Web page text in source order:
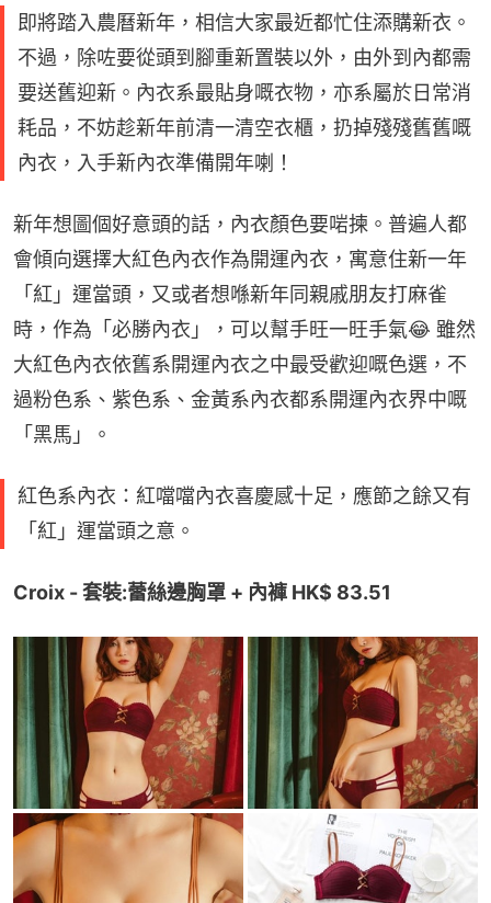
即將踏入農曆新年，相信大家最近都忙住添購新衣。
不過，除咗要從頭到腳重新置裝以外，由外到內都需
要送舊迎新。內衣系最貼身嘅衣物，亦系屬於日常消
耗品，不妨趁新年前清一清空衣櫃，扔掉殘殘舊舊嘅
內衣，入手新內衣準備開年喇！
新年想圖個好意頭的話，內衣顏色要啱揀。普遍人都
會傾向選擇大紅色內衣作為開運內衣，寓意住新一年
「紅」運當頭，又或者想喺新年同親戚朋友打麻雀
時，作為「必勝內衣」，可以幫手旺一旺手氣😂 雖然
大紅色內衣依舊系開運內衣之中最受歡迎嘅色選，不
過粉色系、紫色系、金黃系內衣都系開運內衣界中嘅
「黑馬」。
紅色系內衣：紅噹噹內衣喜慶感十足，應節之餘又有
「紅」運當頭之意。
Croix - 套裝:蕾絲邊胸罩 + 內褲 HK$ 83.51